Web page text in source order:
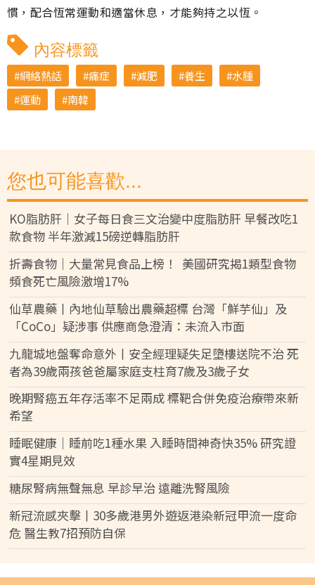
慣，配合恆常運動和適當休息，才能夠持之以恆。
內容標籤
網絡熱話 痛症 減肥 養生
水腫
運動
南韓
您也可能喜歡...
KO脂肪肝｜女子每日食三文治變中度脂肪肝 早餐改吃1
款食物 半年激減15磅逆轉脂肪肝
折壽食物｜大量常見食品上榜！ 美國研究揭1類型食物
頻食死亡風險激增17%
仙草農藥丨內地仙草驗出農藥超標 台灣「鮮芋仙」及
「CoCo」疑涉事 供應商急澄清：未流入市面
九龍城地盤奪命意外丨安全經理疑失足墮樓送院不治 死
者為39歲兩孩爸爸屬家庭支柱育7歲及3歲子女
晚期腎癌五年存活率不足兩成 標靶合併免疫治療帶來新
希望
睡眠健康｜睡前吃1種水果 入睡時間神奇快35% 研究證
實4星期見效
糖尿腎病無聲無息 早診早治 遠離洗腎風險
新冠流感夾擊丨30多歲港男外遊返港染新冠甲流一度命
危 醫生教7招預防自保